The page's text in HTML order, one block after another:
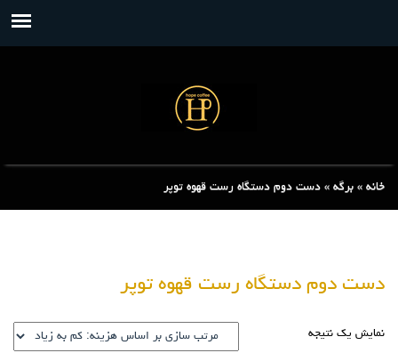
خانه » برگه » دست دوم دستگاه رست قهوه توپر
دست دوم دستگاه رست قهوه توپر
نمایش یک نتیجه